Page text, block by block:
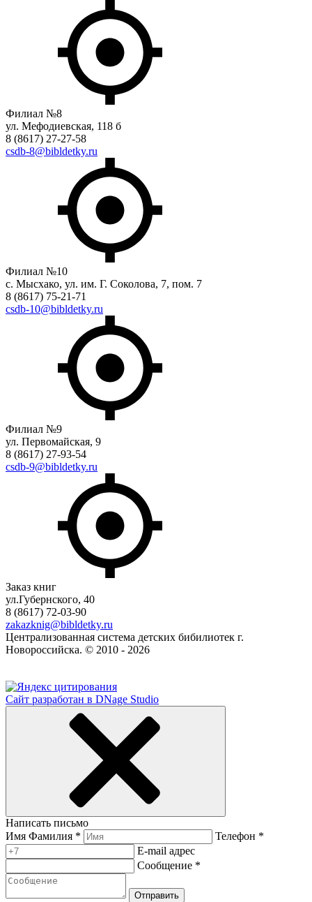
Филиал №8
ул. Мефодиевская, 118 б
8 (8617) 27-27-58
csdb-8@bibldetky.ru
Филиал №10
с. Мысхако, ул. им. Г. Соколова, 7, пом. 7
8 (8617) 75-21-71
csdb-10@bibldetky.ru
Филиал №9
ул. Первомайская, 9
8 (8617) 27-93-54
csdb-9@bibldetky.ru
Заказ книг
ул.Губернского, 40
8 (8617) 72-03-90
zakazknig@bibldetky.ru
Централизованная система детских бибилиотек г.
Новороссийска. © 2010 - 2026
Сайт разработан в DNage Studio
Написать письмо
Имя Фамилия *
Телефон *
E-mail адрес
Сообщение *
Отправить